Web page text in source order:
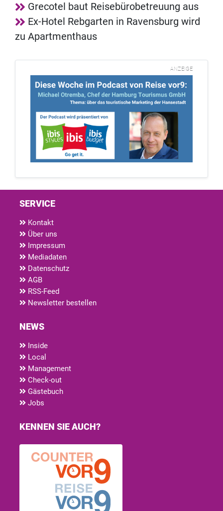
Grecotel baut Reisebürobetreuung aus
Ex-Hotel Rebgarten in Ravensburg wird
zu Apartmenthaus
ANZEIGE
SERVICE
Kontakt
Über uns
Impressum
Mediadaten
Datenschutz
AGB
RSS-Feed
Newsletter bestellen
NEWS
Inside
Local
Management
Check-out
Gästebuch
Jobs
KENNEN SIE AUCH?